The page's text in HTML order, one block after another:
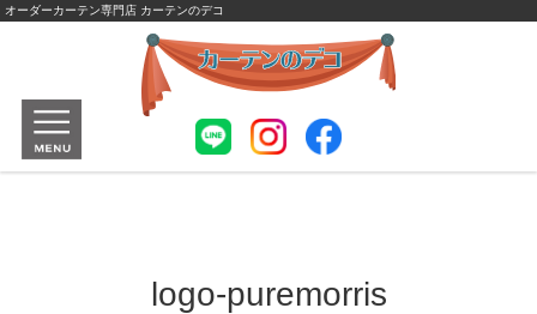
オーダーカーテン専門店 カーテンのデコ
logo-puremorris